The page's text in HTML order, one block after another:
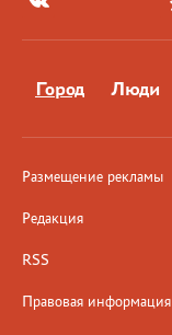
Город Люди
Размещение рекламы
Редакция
RSS
Правовая информация